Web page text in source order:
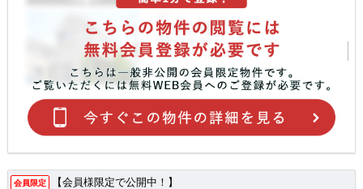
会員限定 【会員様限定で公開中！】